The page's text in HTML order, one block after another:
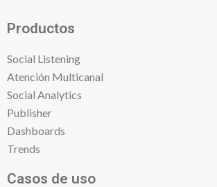
Productos
Social Listening
Atención Multicanal
Social Analytics
Publisher
Dashboards
Trends
Casos de uso